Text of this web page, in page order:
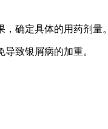
确定具体的用药剂量。
致银屑病的加重。